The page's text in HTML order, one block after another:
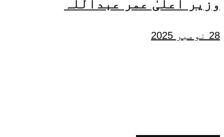
وزیر اعلیٰ عمر عبداللہ
28 نومبر 2025